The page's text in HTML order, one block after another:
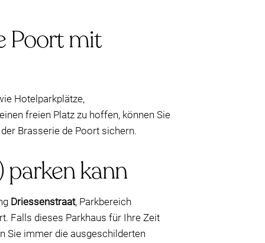
Poort mit
Hotelparkplätze,
freien Platz zu hoffen, können Sie
Brasserie de Poort sichern.
parken kann
Driessenstraat, Parkbereich
Falls dieses Parkhaus für Ihre Zeit
Sie immer die ausgeschilderten